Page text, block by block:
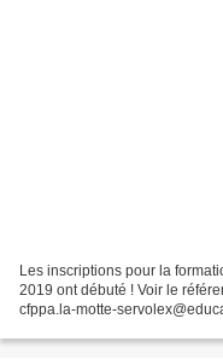
Les inscriptions pour la
2019 ont débuté ! Voir le
cfppa.la-motte-